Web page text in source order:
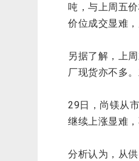
吨，与上周五
价位成交显难
另据了解，上
厂现货亦不多
29日，尚镁从
继续上涨显难
分析认为，从